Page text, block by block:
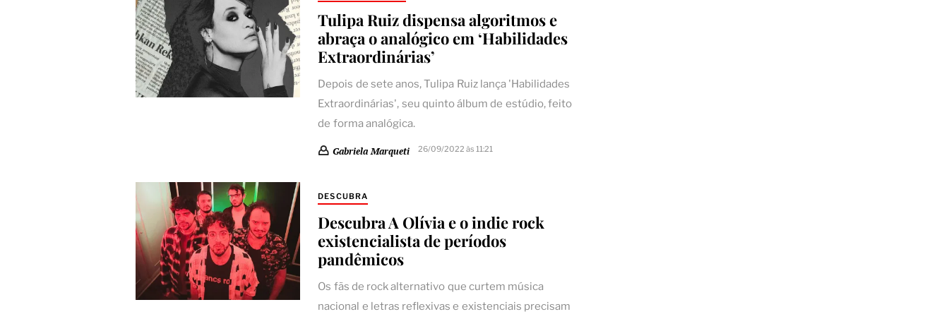
Tulipa Ruiz dispensa algoritmos e
abraça o analógico em ‘Habilidades
Extraordinárias’
Depois de sete anos, Tulipa Ruiz lança 'Habilidades
Extraordinárias', seu quinto álbum de estúdio, feito
de forma analógica.
Gabriela Marqueti 26/09/2022 às 11:21
DESCUBRA
Descubra A Olívia e o indie rock
existencialista de períodos
pandêmicos
Os fãs de rock alternativo que curtem música
nacional e letras reflexivas e existenciais precisam